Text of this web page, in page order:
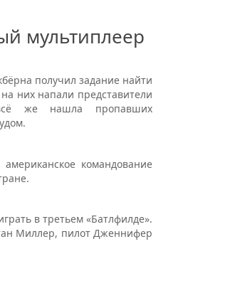
мультиплеер
получил задание найти
них напали представители
всё же нашла пропавших
командование
в третьем «Батлфилде».
Миллер, пилот Дженнифер